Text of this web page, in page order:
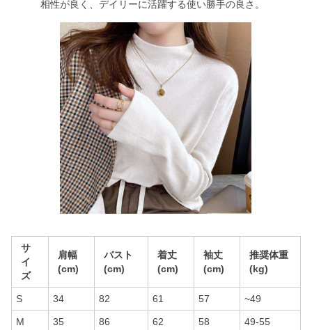
相性が良く、デイリーに活躍する使い勝手の良さ。
サ
イ
ズ
肩幅
(cm)
バスト
(cm)
着丈
(cm)
袖丈
(cm)
推奨体重
(kg)
S 34 82 61 57 ~49
M 35 86 62 58 49-55